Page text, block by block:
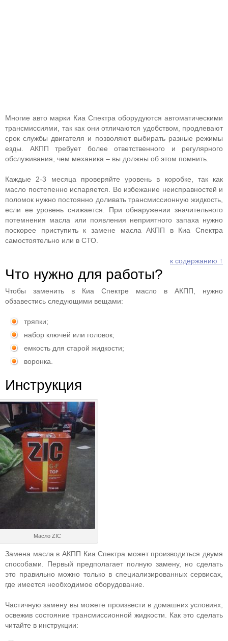
Многие авто марки Киа Спектра оборудуются автоматическими
трансмиссиями, так как они отличаются удобством, продлевают
срок службы двигателя и позволяют выбирать разные режимы
езды. АКПП требует более ответственного и регулярного
обслуживания, чем механика – вы должны об этом помнить.
Каждые 2-3 месяца проверяйте уровень в коробке, так как
масло постепенно испаряется. Во избежание неисправностей и
поломок нужно постоянно доливать трансмиссионную жидкость,
если ее уровень снижается. При обнаружении значительного
потемнения масла или появления неприятного запаха нужно
поскорее приступить к замене масла АКПП в Киа Спектра
самостоятельно или в СТО.
к содержанию ↑
Что нужно для работы?
Чтобы заменить в Киа Спектре масло в АКПП, нужно
обзавестись следующими вещами:
тряпки;
набор ключей или головок;
емкость для старой жидкости;
воронка.
Инструкция
Масло ZIC
Замена масла в АКПП Киа Спектра может производиться двумя
способами. Первый предполагает полную замену, но сделать
это правильно можно только в специализированных сервисах,
где имеется необходимое оборудование.
Частичную замену вы можете произвести в домашних условиях,
освежив состояние трансмиссионной жидкости. Как это сделать
читайте в инструкции: